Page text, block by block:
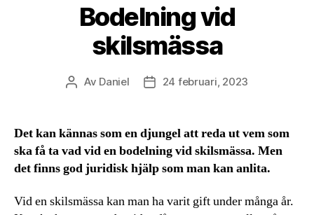
Bodelning vid
skilsmässa
Inläggsförfattare
Av Daniel Inläggsdatum
24 februari, 2023
Det kan kännas som en djungel att reda ut vem som
ska få ta vad vid en bodelning vid skilsmässa. Men
det finns god juridisk hjälp som man kan anlita.
Vid en skilsmässa kan man ha varit gift under många år.